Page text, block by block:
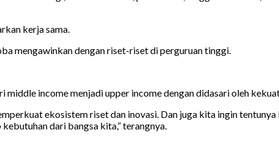
kerja sama.
mengawinkan dengan riset-riset di perguruan tinggi.
middle income menjadi upper income dengan didasari oleh
ekosistem riset dan inovasi. Dan juga kita ingin
dari bangsa kita,” terangnya.